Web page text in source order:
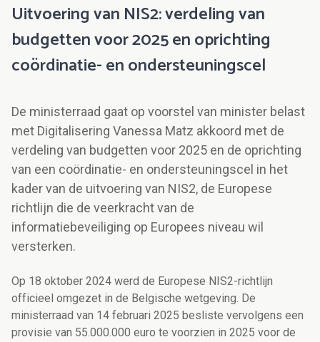
Uitvoering van NIS2: verdeling van
budgetten voor 2025 en oprichting
coördinatie- en ondersteuningscel
De ministerraad gaat op voorstel van minister belast
met Digitalisering Vanessa Matz akkoord met de
verdeling van budgetten voor 2025 en de oprichting
van een coördinatie- en ondersteuningscel in het
kader van de uitvoering van NIS2, de Europese
richtlijn die de veerkracht van de
informatiebeveiliging op Europees niveau wil
versterken.
Op 18 oktober 2024 werd de Europese NIS2-richtlijn
officieel omgezet in de Belgische wetgeving. De
ministerraad van 14 februari 2025 besliste vervolgens een
provisie van 55.000.000 euro te voorzien in 2025 voor de